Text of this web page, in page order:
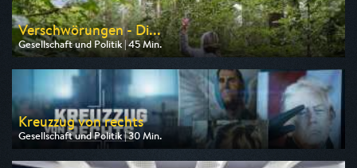
Verschwörungen - Di...
Gesellschaft und Politik | 45 Min.
Ausgestrahlt von ZDF info
am 07.08.2026, 19:30
Kreuzzug von rechts
Gesellschaft und Politik | 30 Min.
Ausgestrahlt von Phoenix
am 06.08.2026, 17:00